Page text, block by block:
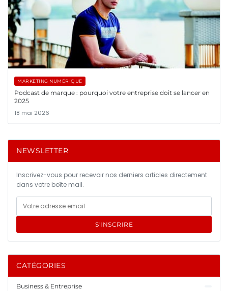
MARKETING NUMÉRIQUE
Podcast de marque : pourquoi votre entreprise doit se lancer en
2025
18 mai 2026
NEWSLETTER
Inscrivez-vous pour recevoir nos derniers articles directement
dans votre boîte mail.
S'INSCRIRE
CATÉGORIES
Business & Entreprise